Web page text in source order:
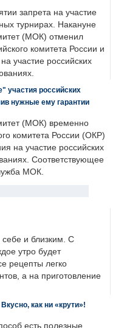
запрета на участие
турнирах. Накануне
(МОК) отменил
комитета России и
участие российских
участия российских
нужные ему гарантии
(МОК) временно
комитета России (ОКР)
на участие российских
Соответствующее
МОК.
и близким. С
утро будет
рецепты легко
а на приготовление
как ни «крути»!
есть полезные